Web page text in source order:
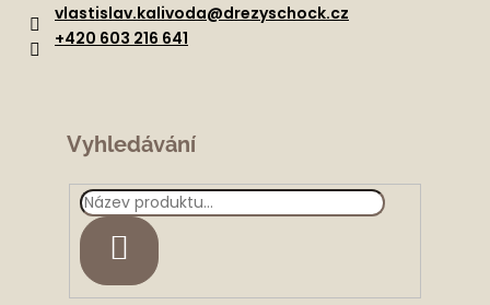
vlastislav.kalivoda@drezyschock.cz
+420 603 216 641
Vyhledávání
HLEDAT